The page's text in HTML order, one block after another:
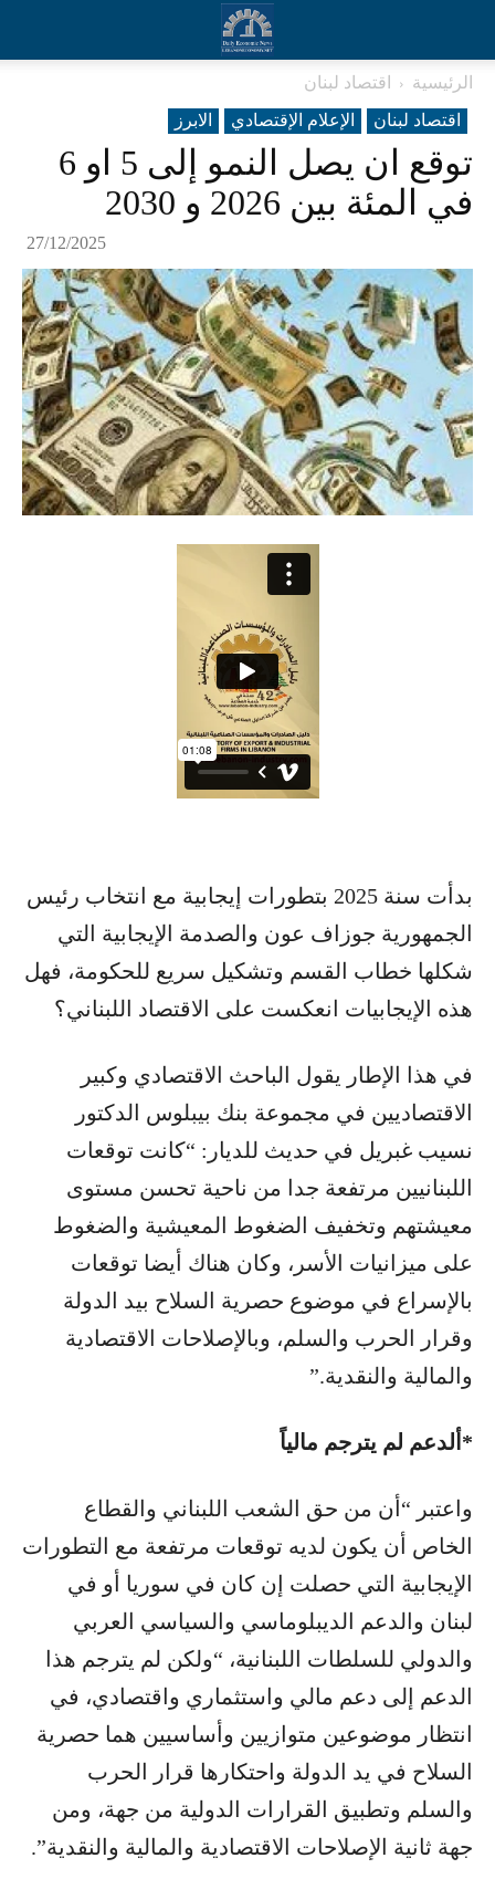
الرئيسية
اقتصاد لبنان
اقتصاد لبنان
الإعلام الإقتصادي الابرز
توقع ان يصل النمو إلى 5 او 6
في المئة بين 2026 و 2030
27/12/2025
بدأت سنة 2025 بتطورات إيجابية مع انتخاب رئيس
الجمهورية جوزاف عون والصدمة الإيجابية التي
شكلها خطاب القسم وتشكيل سريع للحكومة، فهل
هذه الإيجابيات انعكست على الاقتصاد اللبناني؟
في هذا الإطار يقول الباحث الاقتصادي وكبير
الاقتصاديين في مجموعة بنك بيبلوس الدكتور
نسيب غبريل في حديث للديار: “كانت توقعات
اللبنانيين مرتفعة جدا من ناحية تحسن مستوى
معيشتهم وتخفيف الضغوط المعيشية والضغوط
على ميزانيات الأسر، وكان هناك أيضا توقعات
بالإسراع في موضوع حصرية السلاح بيد الدولة
وقرار الحرب والسلم، وبالإصلاحات الاقتصادية
والمالية والنقدية.”
*ألدعم لم يترجم مالياً
واعتبر “أن من حق الشعب اللبناني والقطاع
الخاص أن يكون لديه توقعات مرتفعة مع التطورات
الإيجابية التي حصلت إن كان في سوريا أو في
لبنان والدعم الديبلوماسي والسياسي العربي
والدولي للسلطات اللبنانية، “ولكن لم يترجم هذا
الدعم إلى دعم مالي واستثماري واقتصادي، في
انتظار موضوعين متوازيين وأساسيين هما حصرية
السلاح في يد الدولة واحتكارها قرار الحرب
والسلم وتطبيق القرارات الدولية من جهة، ومن
جهة ثانية الإصلاحات الاقتصادية والمالية والنقدية”.